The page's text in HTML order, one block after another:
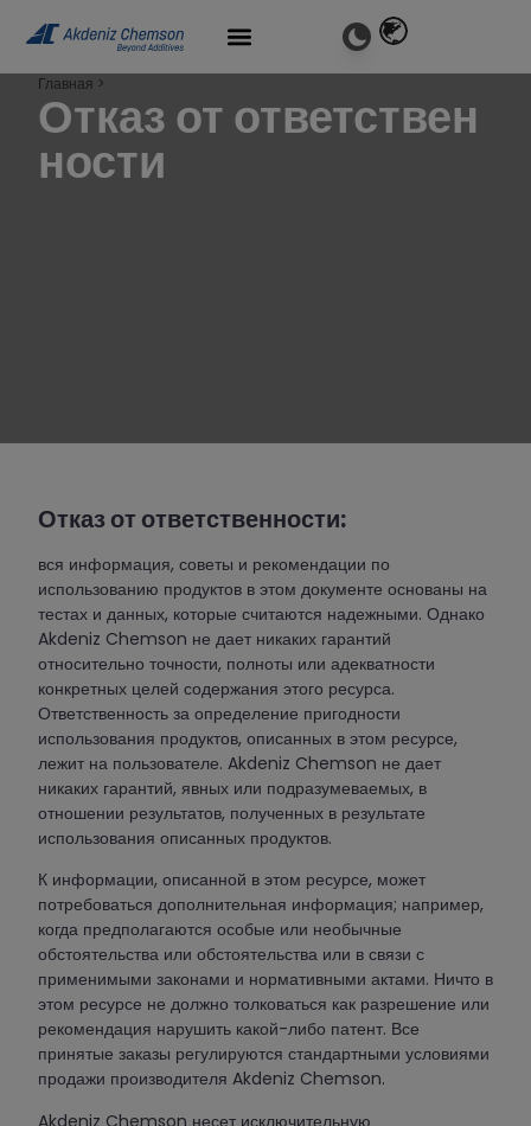
Главная >
Отказ от ответствен
ности
Отказ от ответственности:
вся информация, советы и рекомендации по
использованию продуктов в этом документе основаны на
тестах и ​​данных, которые считаются надежными. Однако
Akdeniz Chemson не дает никаких гарантий
относительно точности, полноты или адекватности
конкретных целей содержания этого ресурса.
Ответственность за определение пригодности
использования продуктов, описанных в этом ресурсе,
лежит на пользователе. Akdeniz Chemson не дает
никаких гарантий, явных или подразумеваемых, в
отношении результатов, полученных в результате
использования описанных продуктов.
К информации, описанной в этом ресурсе, может
потребоваться дополнительная информация; например,
когда предполагаются особые или необычные
обстоятельства или обстоятельства или в связи с
применимыми законами и нормативными актами. Ничто в
этом ресурсе не должно толковаться как разрешение или
рекомендация нарушить какой-либо патент. Все
принятые заказы регулируются стандартными условиями
продажи производителя Akdeniz Chemson.
Akdeniz Chemson несет исключительную